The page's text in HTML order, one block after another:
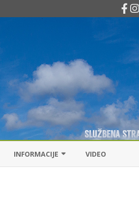
INFORMACIJE VIDEO